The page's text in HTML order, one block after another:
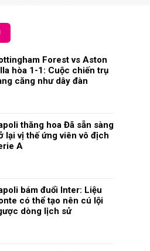
Forest vs Aston
hòa 1-1: Cuộc chiến trụ
căng như dây đàn
thăng hoa Đã sẵn sàng
lại vị thế ứng viên vô địch
A
bám đuổi Inter: Liệu
có thể tạo nên cú lội
dòng lịch sử